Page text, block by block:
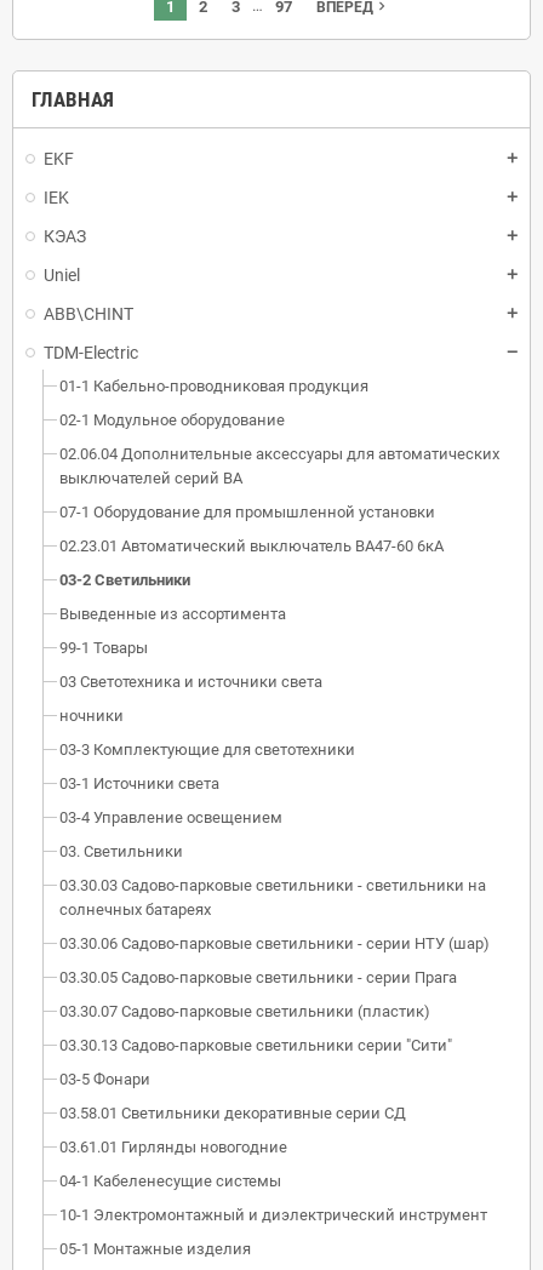
ГЛАВНАЯ
EKF
IEK
КЭАЗ
Uniel
ABB\CHINT
TDM-Electric
01-1 Кабельно-проводниковая продукция
02-1 Модульное оборудование
02.06.04 Дополнительные аксессуары для автоматических
выключателей серий ВА
07-1 Оборудование для промышленной установки
02.23.01 Автоматический выключатель ВА47-60 6кА
03-2 Светильники
Выведенные из ассортимента
99-1 Товары
03 Светотехника и источники света
ночники
03-3 Комплектующие для светотехники
03-1 Источники света
03-4 Управление освещением
03. Светильники
03.30.03 Садово-парковые светильники - светильники на
солнечных батареях
03.30.06 Садово-парковые светильники - серии НТУ (шар)
03.30.05 Садово-парковые светильники - серии Прага
03.30.07 Садово-парковые светильники (пластик)
03.30.13 Cадово-парковые светильники серии "Сити"
03-5 Фонари
03.58.01 Светильники декоративные серии СД
03.61.01 Гирлянды новогодние
04-1 Кабеленесущие системы
10-1 Электромонтажный и диэлектрический инструмент
05-1 Монтажные изделия
1 2 3 … 97 ВПЕРЕДnavigate_next